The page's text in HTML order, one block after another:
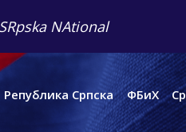
NAtional
Република Српска ФБиХ